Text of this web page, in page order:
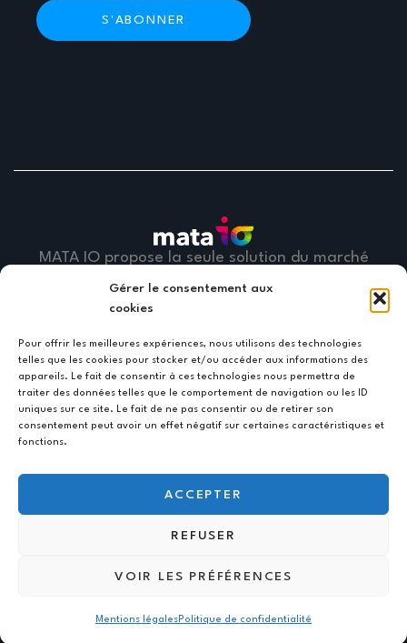
Gérer le consentement aux
cookies
Pour offrir les meilleures expériences, nous utilisons des technologies
telles que les cookies pour stocker et/ou accéder aux informations des
appareils. Le fait de consentir à ces technologies nous permettra de
traiter des données telles que le comportement de navigation ou les ID
uniques sur ce site. Le fait de ne pas consentir ou de retirer son
consentement peut avoir un effet négatif sur certaines caractéristiques et
fonctions.
ACCEPTER
REFUSER
VOIR LES PRÉFÉRENCES
Mentions légalesPolitique de confidentialité
MATA IO propose la seule solution du marché
qui embarque la vérification des IBAN, la
communication bancaire EBICS TS et la
de modules indépendants.
MATA IO propose également la solution mata
inv-io qui permet de transformer vos factures
en flux XML, de les router vers une plate-
forme partenaire, mais aussi de récupérer ces
flux auprès des plateformes et de les
@ Copyright 2026 –Bubbelcom